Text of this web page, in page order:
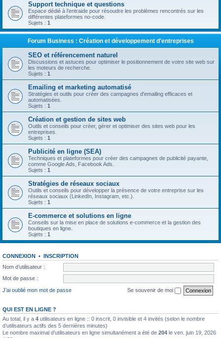
Support technique et questions
Espace dédié à l’entraide pour résoudre les problèmes rencontrés sur les
différentes plateformes no-code.
Sujets : 1
Forum Business : Création et développement d'entreprises
SEO et référencement naturel
Discussions et astuces pour optimiser le positionnement de votre site web sur
les moteurs de recherche.
Sujets : 1
Emailing et marketing automatisé
Stratégies et outils pour créer des campagnes d'emailing efficaces et
automatisées.
Sujets : 1
Création et gestion de sites web
Outils et conseils pour créer, gérer et optimiser des sites web pour les
entreprises.
Sujets : 1
Publicité en ligne (SEA)
Techniques et plateformes pour créer des campagnes de publicité payante,
comme Google Ads, Facebook Ads.
Sujets : 1
Stratégies de réseaux sociaux
Outils et conseils pour développer la présence de votre entreprise sur les
réseaux sociaux (LinkedIn, Instagram, etc.).
Sujets : 1
E-commerce et solutions en ligne
Conseils sur la mise en place de solutions e-commerce et la gestion des
boutiques en ligne.
Sujets : 1
CONNEXION • INSCRIPTION
Nom d’utilisateur :
Mot de passe :
J’ai oublié mon mot de passe
Se souvenir de moi
QUI EST EN LIGNE ?
Au total, il y a 4 utilisateurs en ligne :: 0 inscrit, 0 invisible et 4 invités (selon le nombre
d’utilisateurs actifs des 5 dernières minutes)
Le nombre maximal d’utilisateurs en ligne simultanément a été de 204 le ven. juin 19, 2026